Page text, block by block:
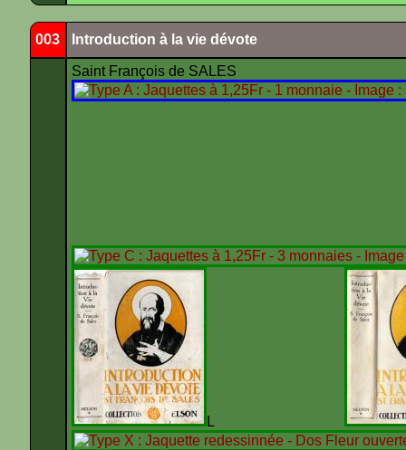
003 Introduction à la vie dévote
Saint François de SALES
L